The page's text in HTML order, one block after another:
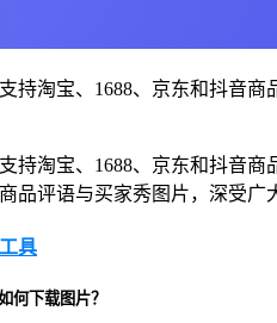
持淘宝、1688、京东和抖音
持淘宝、1688、京东和抖音
品评语与买家秀图片，深受广
具
何下载图片？